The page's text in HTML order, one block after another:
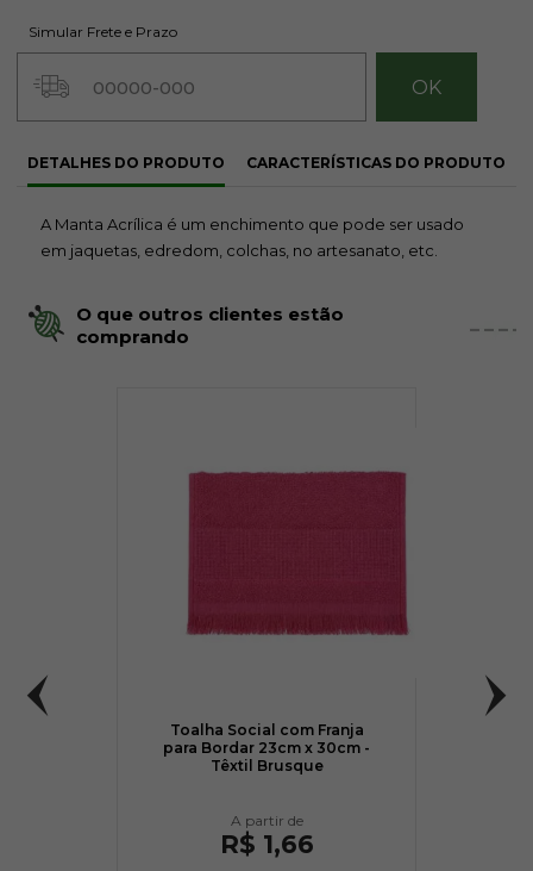
Simular Frete e Prazo
DETALHES DO PRODUTO CARACTERÍSTICAS DO PRODUTO
A Manta Acrílica é um enchimento que pode ser usado
em jaquetas, edredom, colchas, no artesanato, etc.
O que outros clientes estão
comprando
Toalha Social com Franja
para Bordar 23cm x 30cm -
Têxtil Brusque
R$ 1,66